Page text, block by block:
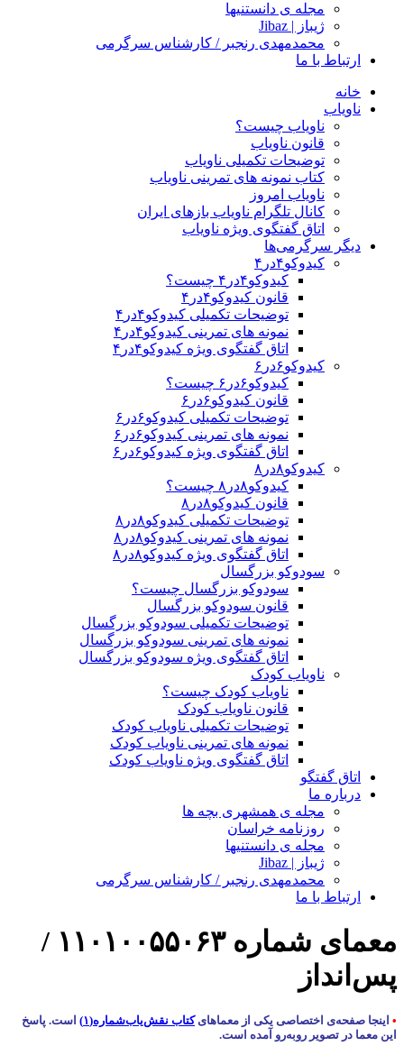
مجله ی دانستنیها
ژیباز | Jibaz
محمدمهدی رنجبر / کارشناس سرگرمی
ارتباط با ما
خانه
ناویاب
ناویاب چیست؟
قانون ناویاب
توضیحات تکمیلی ناویاب
کتاب نمونه های تمرینی ناویاب
ناویاب امروز
کانال تلگرام ناویاب بازهای ایران
اتاق گفتگوی ویژه ناویاب
دیگر سرگرمی‌ها
کیدوکو۴در۴
کیدوکو۴در۴ چیست؟
قانون کیدوکو۴در۴
توضیحات تکمیلی کیدوکو۴در۴
نمونه های تمرینی کیدوکو۴در۴
اتاق گفتگوی ویژه کیدوکو۴در۴
کیدوکو۶در۶
کیدوکو۶در۶ چیست؟
قانون کیدوکو۶در۶
توضیحات تکمیلی کیدوکو۶در۶
نمونه های تمرینی کیدوکو۶در۶
اتاق گفتگوی ویژه کیدوکو۶در۶
کیدوکو۸در۸
کیدوکو۸در۸ چیست؟
قانون کیدوکو۸در۸
توضیحات تکمیلی کیدوکو۸در۸
نمونه های تمرینی کیدوکو۸در۸
اتاق گفتگوی ویژه کیدوکو۸در۸
سودوکو بزرگسال
سودوکو بزرگسال چیست؟
قانون سودوکو بزرگسال
توضیحات تکمیلی سودوکو بزرگسال
نمونه های تمرینی سودوکو بزرگسال
اتاق گفتگوی ویژه سودوکو بزرگسال
ناویاب کودک
ناویاب کودک چیست؟
قانون ناویاب کودک
توضیحات تکمیلی ناویاب کودک
نمونه های تمرینی ناویاب کودک
اتاق گفتگوی ویژه ناویاب کودک
اتاق گفتگو
درباره ما
مجله ی همشهری بچه ها
روزنامه خراسان
مجله ی دانستنیها
ژیباز | Jibaz
محمدمهدی رنجبر / کارشناس سرگرمی
ارتباط با ما
معمای شماره ۱۱۰۱۰۰۵۵۰۶۳ /
پس‌انداز
• اینجا صفحه‌ی اختصاصی یکی از معماهایکتاب نقش‌یاب‌شماره(۱)
است. پاسخ
این معما در تصویر روبه‌رو آمده است.